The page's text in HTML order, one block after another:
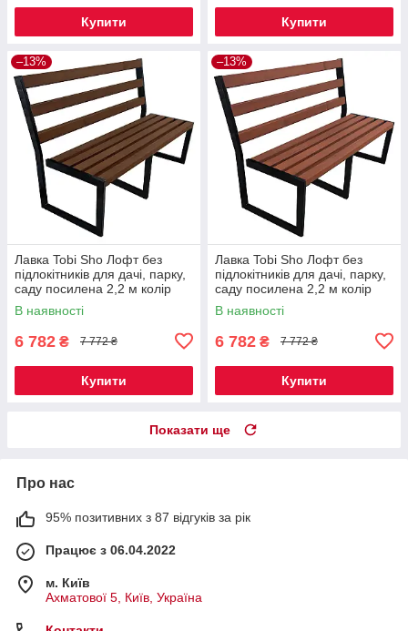
Купити Купити
–13%
Лавка Tobi Sho Лофт без
підлокітників для дачі, парку,
саду посилена 2,2 м колір
горіх
В наявності
6 782 ₴ 7 772 ₴
Купити
–13%
Лавка Tobi Sho Лофт без
підлокітників для дачі, парку,
саду посилена 2,2 м колір
черешня
В наявності
6 782 ₴ 7 772 ₴
Купити
Показати ще
Про нас
95% позитивних з 87 відгуків за рік
Працює з 06.04.2022
м. Київ
Ахматової 5, Київ, Україна